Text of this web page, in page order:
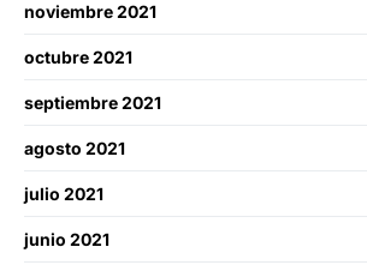
noviembre 2021
octubre 2021
septiembre 2021
agosto 2021
julio 2021
junio 2021